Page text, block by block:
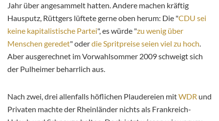
Jahr über angesammelt hatten. Andere machen kräftig
Hausputz, Rüttgers lüftete gerne oben herum: Die "CDU sei
keine kapitalistische Partei", es würde "zu wenig über
Menschen geredet" oderdie Spritpreise seien viel zu hoch.
Aber ausgerechnet im Vorwahlsommer 2009 schweigt sich
der Pulheimer beharrlich aus.
Nach zwei, drei allenfalls höflichen Plaudereien mitWDR und
Privaten machte der Rheinländer nichts als Frankreich-